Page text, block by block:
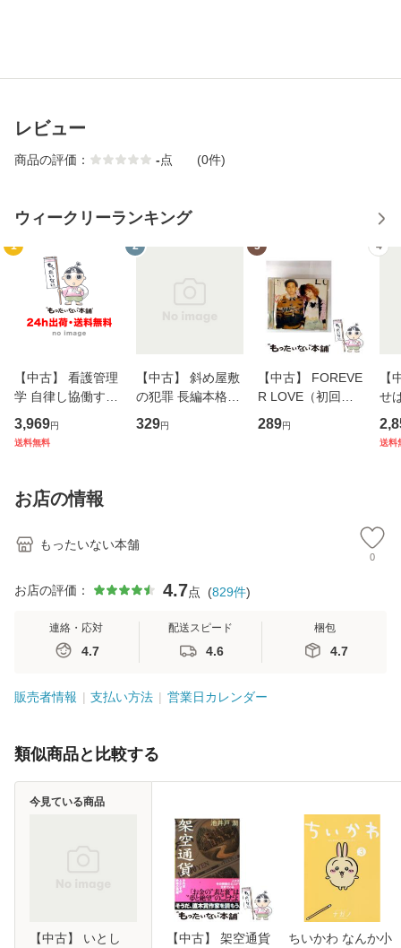
レビュー
商品の評価： -点 (0件)
ウィークリーランキング
1
【中古】 看護管理
学 自律し協働する
専門職の看護マネ
ジメントスキル 改
恵 藤本幸三 / 南江
堂 [単行
3,969円
送料無料
2
【中古】 斜め屋敷
の犯罪 長編本格推
理小説 (光文社文
庫) / 島田荘司 / 光
329円
3
【中古】 FOREVE
R LOVE（初回生
産限定盤） / 清水
翔太×加藤ミリヤ /
289円
4
【
せ
タ
送料
お店の情報
もったいない本舗
0
お店の評価： 4.7点 (829件)
連絡・応対
4.7
配送スピード
4.6
梱包
4.7
販売者情報 支払い方法 営業日カレンダー
類似商品と比較する
【中古】 いとし
今見ている商品
【中古】 架空通貨
ちいかわ なんか小